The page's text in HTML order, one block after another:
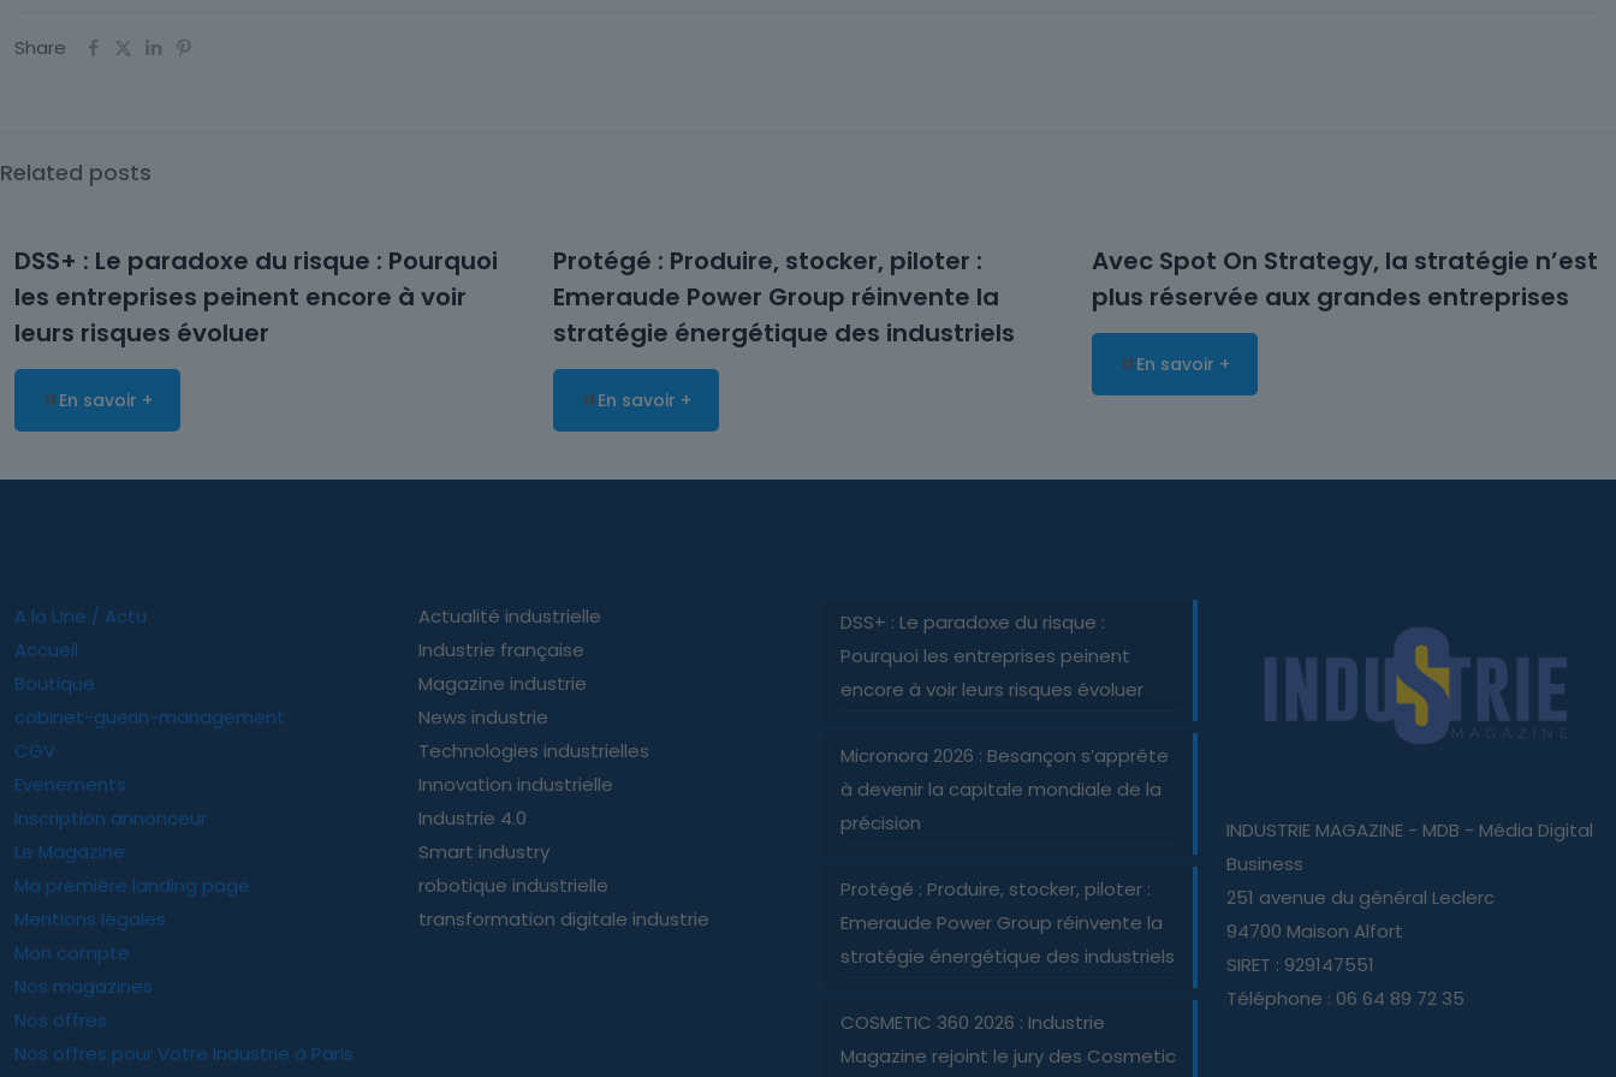
Share
Related posts
DSS+ : Le paradoxe du risque : Pourquoi
les entreprises peinent encore à voir
leurs risques évoluer
En savoir +
Protégé : Produire, stocker, piloter :
Emeraude Power Group réinvente la
stratégie énergétique des industriels
En savoir +
Avec Spot On Strategy, la stratégie n’est
plus réservée aux grandes entreprises
En savoir +
A la Une / Actu
Accueil
Boutique
cabinet-guerin-management
CGV
Evenements
Inscription annonceur
Le Magazine
Ma première landing page
Mentions légales
Mon compte
Nos magazines
Nos offres
Nos offres pour Votre Industrie à Paris
Actualité industrielle
Industrie française
Magazine industrie
News industrie
Technologies industrielles
Innovation industrielle
Industrie 4.0
Smart industry
robotique industrielle
transformation digitale industrie
DSS+ : Le paradoxe du risque :
Pourquoi les entreprises peinent
encore à voir leurs risques évoluer
Micronora 2026 : Besançon s’apprête
à devenir la capitale mondiale de la
précision
Protégé : Produire, stocker, piloter :
Emeraude Power Group réinvente la
stratégie énergétique des industriels
COSMETIC 360 2026 : Industrie
Magazine rejoint le jury des Cosmetic
INDUSTRIE MAGAZINE - MDB - Média Digital
Business
251 avenue du général Leclerc
94700 Maison Alfort
SIRET : 929147551
Téléphone : 06 64 89 72 35